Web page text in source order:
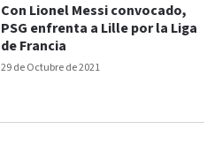
29 de Octubre de 2021
Con Lionel Messi convocado,
PSG enfrenta a Lille por la Liga
de Francia